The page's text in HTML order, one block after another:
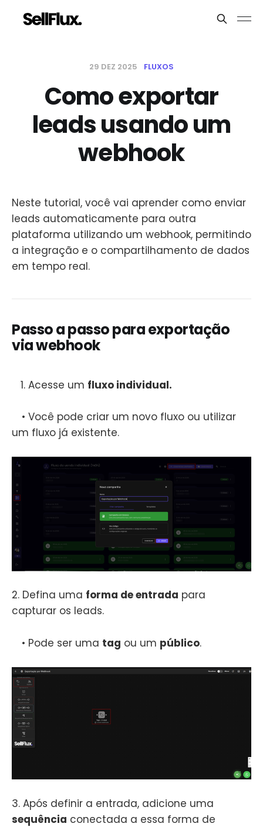
29 DEZ 2025 FLUXOS
Como exportar
leads usando um
webhook
Neste tutorial, você vai aprender como enviar
leads automaticamente para outra
plataforma utilizando um webhook, permitindo
a integração e o compartilhamento de dados
em tempo real.
Passo a passo para exportação
via webhook
Acesse um fluxo individual.
• Você pode criar um novo fluxo ou utilizar
um fluxo já existente.
2. Defina uma forma de entrada para
capturar os leads.
• Pode ser uma tag ou um público.
3. Após definir a entrada, adicione uma
sequência conectada a essa forma de